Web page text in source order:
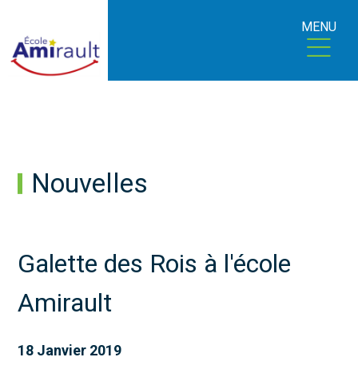
MENU
Nouvelles
Galette des Rois à l'école
Amirault
18 Janvier 2019